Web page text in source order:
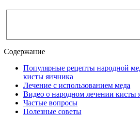
Содержание
Популярные рецепты народной
кисты яичника
Лечение с использованием меда
Видео о народном лечении кисты
Частые вопросы
Полезные советы